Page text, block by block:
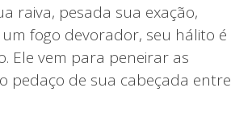
raiva, pesada sua exação,
fogo devorador, seu hálito é
Ele vem para peneirar as
pedaço de sua cabeçada entre